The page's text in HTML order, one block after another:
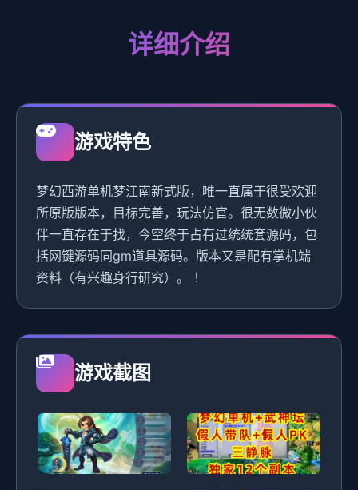
详细介绍
游戏特色
梦幻西游单机梦江南新式版，唯一直属于很受欢迎
所原版版本，目标完善，玩法仿官。很无数微小伙
伴一直存在于找，今空终于占有过统统套源码，包
括网键源码同gm道具源码。版本又是配有掌机端
资料（有兴趣身行研究）。 ！
游戏截图